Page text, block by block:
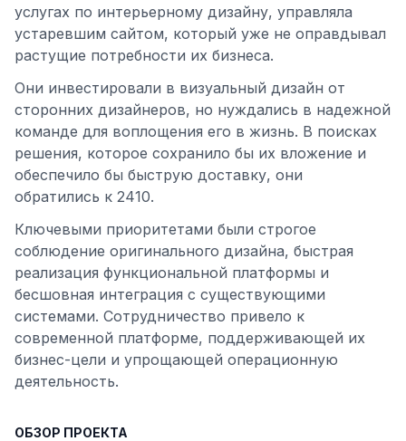
услугах по интерьерному дизайну, управляла
устаревшим сайтом, который уже не оправдывал
растущие потребности их бизнеса.
Они инвестировали в визуальный дизайн от
сторонних дизайнеров, но нуждались в надежной
команде для воплощения его в жизнь. В поисках
решения, которое сохранило бы их вложение и
обеспечило бы быструю доставку, они
обратились к 2410.
Ключевыми приоритетами были строгое
соблюдение оригинального дизайна, быстрая
реализация функциональной платформы и
бесшовная интеграция с существующими
системами. Сотрудничество привело к
современной платформе, поддерживающей их
бизнес-цели и упрощающей операционную
деятельность.
ОБЗОР ПРОЕКТА